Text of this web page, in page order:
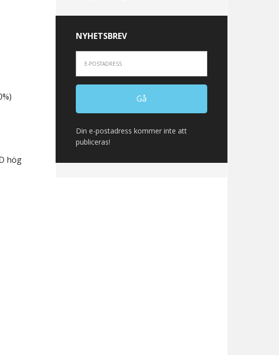
hög
NYHETSBREV
Din e-postadress kommer inte att
publiceras!